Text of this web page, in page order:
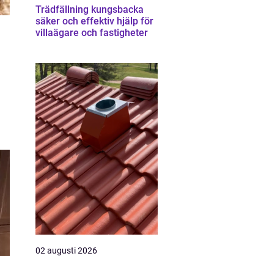
Trädfällning kungsbacka
säker och effektiv hjälp för
villaägare och fastigheter
02 augusti 2026